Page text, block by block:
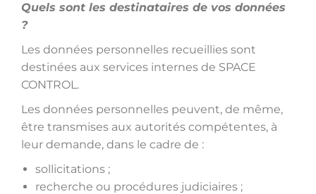
Quels sont les destinataires de vos données
?
Les données personnelles recueillies sont
destinées aux services internes de SPACE
CONTROL.
Les données personnelles peuvent, de même,
être transmises aux autorités compétentes, à
leur demande, dans le cadre de :
sollicitations ;
recherche ou procédures judiciaires ;